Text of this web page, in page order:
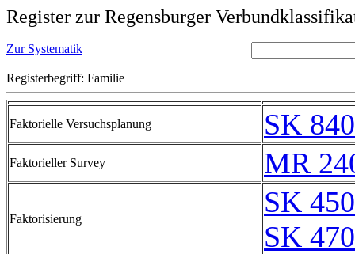
Register zur Regensburger
Zur Systematik
Registerbegriff: Familie
Faktorielle Versuchsplanung SK 840
Faktorieller Survey MR
Faktorisierung
SK 450
SK 470